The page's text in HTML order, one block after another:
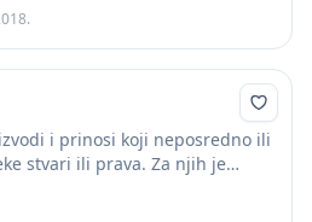
i prinosi koji neposredno ili
stvari ili prava. Za njih je